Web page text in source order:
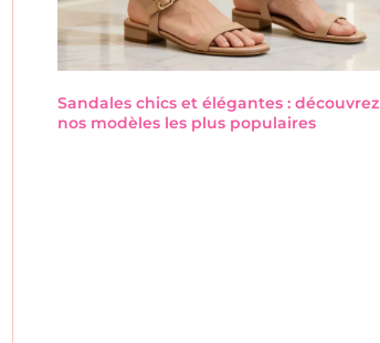
Sandales chics et élégantes : découvrez
nos modèles les plus populaires